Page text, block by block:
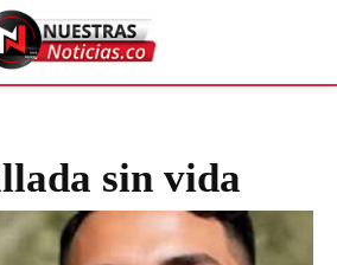
sin vida